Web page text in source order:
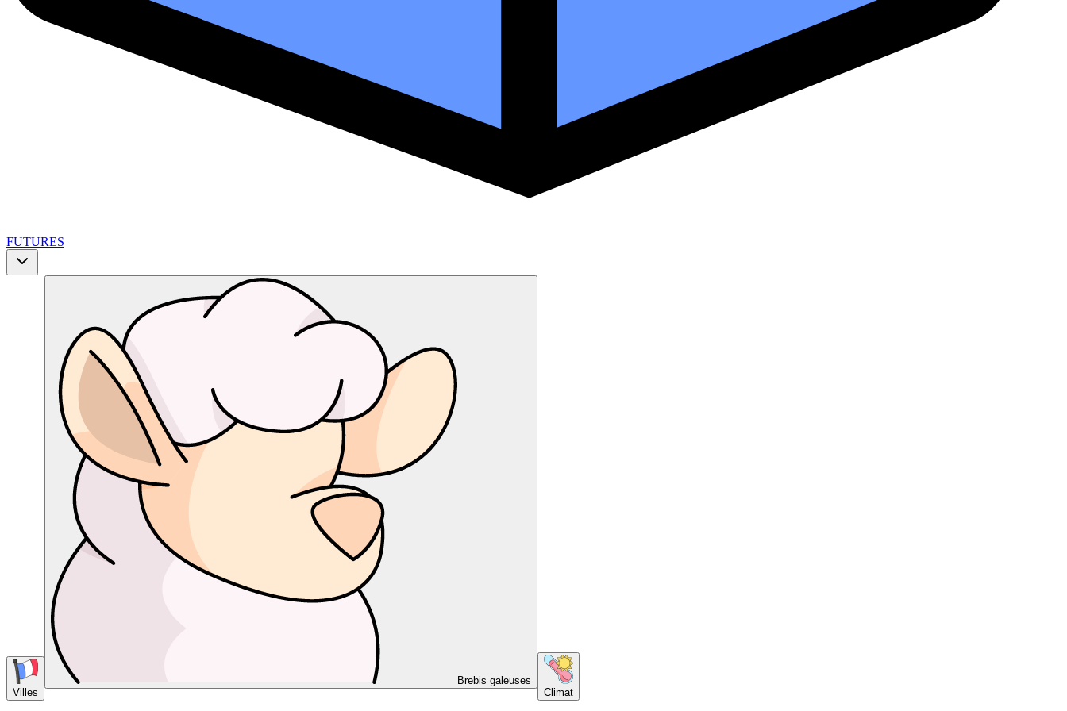
FUTURES
Villes
Brebis galeuses
Climat